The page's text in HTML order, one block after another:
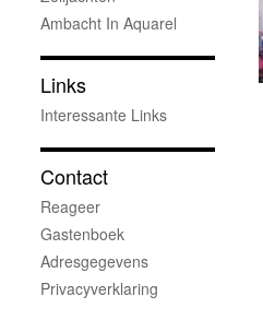
Ambacht In Aquarel
Links
Interessante Links
Contact
Reageer
Gastenboek
Adresgegevens
Privacyverklaring